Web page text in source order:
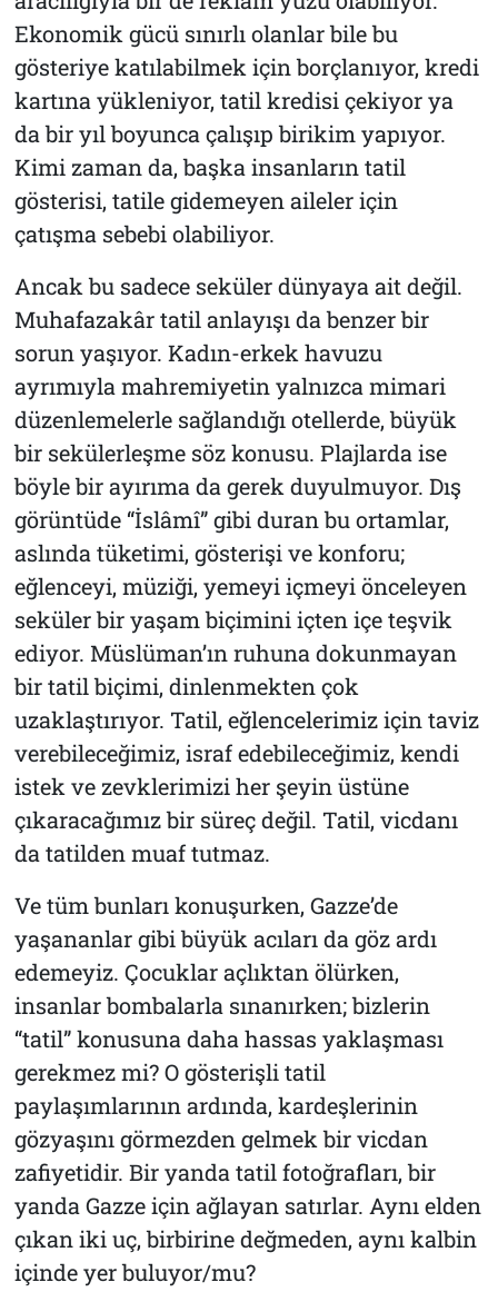
Ekonomik gücü sınırlı olanlar bile bu
gösteriye katılabilmek için borçlanıyor, kredi
kartına yükleniyor, tatil kredisi çekiyor ya
da bir yıl boyunca çalışıp birikim yapıyor.
Kimi zaman da, başka insanların tatil
gösterisi, tatile gidemeyen aileler için
çatışma sebebi olabiliyor.
Ancak bu sadece seküler dünyaya ait değil.
Muhafazakâr tatil anlayışı da benzer bir
sorun yaşıyor. Kadın-erkek havuzu
ayrımıyla mahremiyetin yalnızca mimari
düzenlemelerle sağlandığı otellerde, büyük
bir sekülerleşme söz konusu. Plajlarda ise
böyle bir ayırıma da gerek duyulmuyor. Dış
görüntüde “İslâmî” gibi duran bu ortamlar,
aslında tüketimi, gösterişi ve konforu;
eğlenceyi, müziği, yemeyi içmeyi önceleyen
seküler bir yaşam biçimini içten içe teşvik
ediyor. Müslüman’ın ruhuna dokunmayan
bir tatil biçimi, dinlenmekten çok
uzaklaştırıyor. Tatil, eğlencelerimiz için taviz
verebileceğimiz, israf edebileceğimiz, kendi
istek ve zevklerimizi her şeyin üstüne
çıkaracağımız bir süreç değil. Tatil, vicdanı
da tatilden muaf tutmaz.
Ve tüm bunları konuşurken, Gazze’de
yaşananlar gibi büyük acıları da göz ardı
edemeyiz. Çocuklar açlıktan ölürken,
insanlar bombalarla sınanırken; bizlerin
“tatil” konusuna daha hassas yaklaşması
gerekmez mi? O gösterişli tatil
paylaşımlarının ardında, kardeşlerinin
gözyaşını görmezden gelmek bir vicdan
zafiyetidir. Bir yanda tatil fotoğrafları, bir
yanda Gazze için ağlayan satırlar. Aynı elden
çıkan iki uç, birbirine değmeden, aynı kalbin
içinde yer buluyor/mu?